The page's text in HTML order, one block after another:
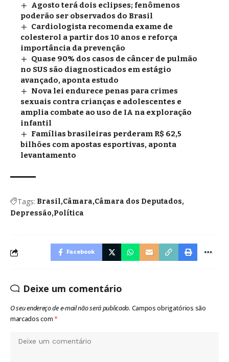
Agosto terá dois eclipses; fenômenos
poderão ser observados do Brasil
Cardiologista recomenda exame de
colesterol a partir dos 10 anos e reforça
importância da prevenção
Quase 90% dos casos de câncer de pulmão
no SUS são diagnosticados em estágio
avançado, aponta estudo
Nova lei endurece penas para crimes
sexuais contra crianças e adolescentes e
amplia combate ao uso de IA na exploração
infantil
Famílias brasileiras perderam R$ 62,5
bilhões com apostas esportivas, aponta
levantamento
Tags: Brasil Câmara Câmara dos Deputados
Depressão Política
Facebook
Deixe um comentário
O seu endereço de e-mail não será publicado. Campos obrigatórios são
marcados com*